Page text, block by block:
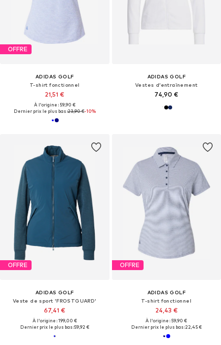
OFFRE
ADIDAS GOLF
T-shirt fonctionnel
21,51 €
À l'origine : 59,90 €
Dernier prix le plus bas :23,90 €-10%
ADIDAS GOLF
Vestes d’entraînement
74,90 €
OFFRE
ADIDAS GOLF
Veste de sport 'FROSTGUARD'
67,41 €
À l'origine : 199,00 €
Dernier prix le plus bas :59,92 €
OFFRE
ADIDAS GOLF
T-shirt fonctionnel
24,43 €
À l'origine : 59,90 €
Dernier prix le plus bas :22,45 €